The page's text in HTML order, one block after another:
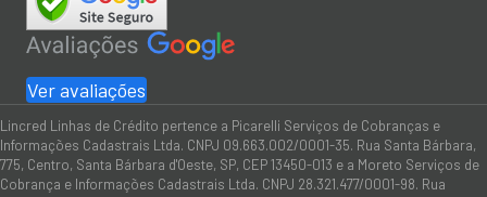
Ver avaliações
Lincred Linhas de Crédito pertence a Picarelli Serviços de Cobranças e
Informações Cadastrais Ltda. CNPJ 09.663.002/0001-35. Rua Santa Bárbara,
775, Centro, Santa Bárbara d'Oeste, SP, CEP 13450-013 e a Moreto Serviços de
Cobrança e Informações Cadastrais Ltda. CNPJ 28.321.477/0001-98. Rua